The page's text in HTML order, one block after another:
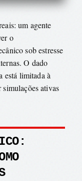
um agente
o
sob estresse
O dado
está limitada à
simulações ativas